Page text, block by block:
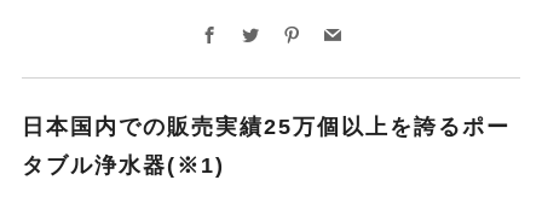
Facebook
Twitter Pinterest
日本国内での販売実績25万個以上を誇るポー
タブル浄水器(※1)